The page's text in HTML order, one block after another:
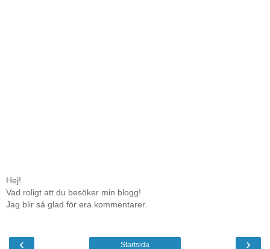
Hej!
Vad roligt att du besöker min blogg!
Jag blir så glad för era kommentarer.
‹ ›
Startsida